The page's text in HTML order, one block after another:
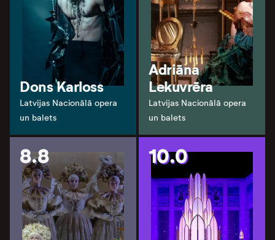
Dons Karloss
Latvijas Nacionālā opera
un balets
Adriāna
Lekuvrēra
Latvijas Nacionālā opera
un balets
8.8 10.0